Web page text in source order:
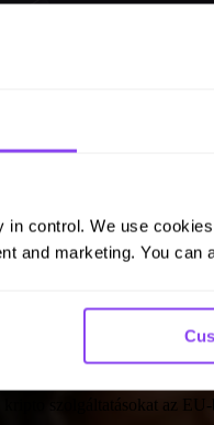
control. We use
and marketing. You
bitcoinod számára
szolgáltatásokat az